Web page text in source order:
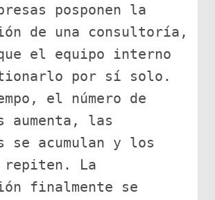
posponen la
de una consultoría,
el equipo interno
por sí solo.
el número de
aumenta, las
se acumulan y los
La
finalmente se